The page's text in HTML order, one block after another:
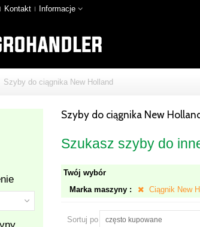
Kontakt Informacje
Szyby do ciągnika New Holland
Szyby do ciągnika New
Szukasz szyby do
Twój wybór
Marka maszyny :
Ciągnik New
Sortuj po często kupowane